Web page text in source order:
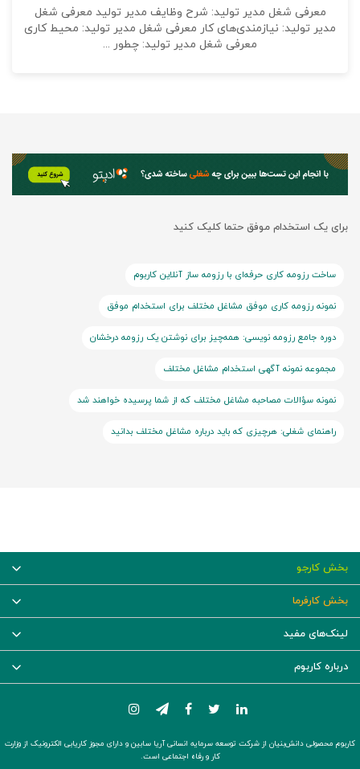
معرفی شغل مدیر تولید: شرح وظایف مدیر تولید معرفی شغل
مدیر تولید: نیازمندی‌های کار معرفی شغل مدیر تولید: محیط کاری
معرفی شغل مدیر تولید: چطور ...
برای یک استخدام موفق حتما کلیک کنید
ساخت رزومه کاری حرفه‌ای با رزومه ساز آنلاین کاربوم
نمونه رزومه کاری موفق مشاغل مختلف برای استخدام موفق
دوره جامع رزومه نویسی: همه‌چیز برای نوشتن یک رزومه درخشان
مجموعه نمونه آگهی استخدام مشاغل مختلف
نمونه سؤالات مصاحبه مشاغل مختلف که از شما پرسیده خواهند شد
راهنمای شغلی: هرچیزی که باید درباره مشاغل مختلف بدانید
بخش کارجو
بخش کارفرما
لینک‌های مفید
درباره کاربوم
کاربوم محصولی دانش‌بنیان از شرکت توسعه سرمایه انسانی آریا سابین و دارای مجوز کاریابی الکترونیک از وزارت
کار و رفاه اجتماعی است.